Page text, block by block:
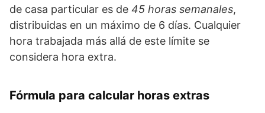
de casa particular es de 45 horas semanales,
distribuidas en un máximo de 6 días. Cualquier
hora trabajada más allá de este límite se
considera hora extra.
Fórmula para calcular horas extras